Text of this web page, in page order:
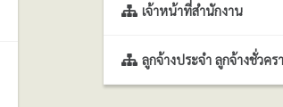
เจ้าหน้าที่สำนักงาน
ลูกจ้างประจำ ลูกจ้างชั่วคร